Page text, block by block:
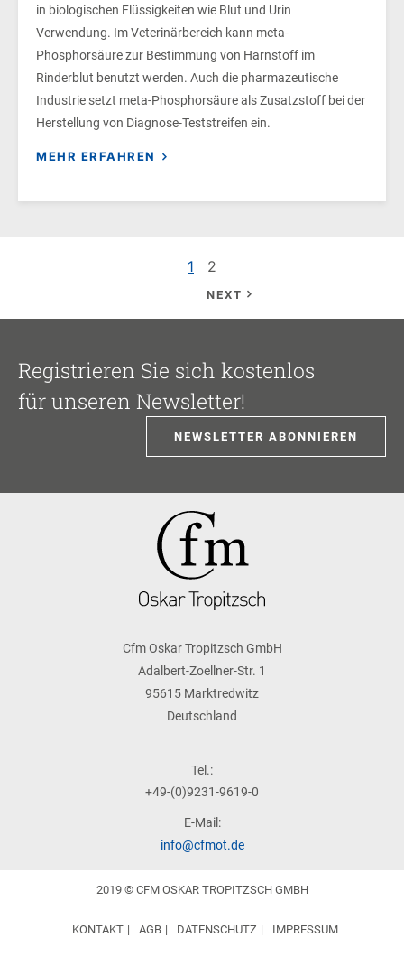
in biologischen Flüssigkeiten wie Blut und Urin
Verwendung. Im Veterinärbereich kann meta-
Phosphorsäure zur Bestimmung von Harnstoff im
Rinderblut benutzt werden. Auch die pharmazeutische
Industrie setzt meta-Phosphorsäure als Zusatzstoff bei der
Herstellung von Diagnose-Teststreifen ein.
MEHR ERFAHREN
1 2
NEXT
Registrieren Sie sich kostenlos
für unseren Newsletter!
NEWSLETTER ABONNIEREN
Cfm Oskar Tropitzsch GmbH
Adalbert-Zoellner-Str. 1
95615 Marktredwitz
Deutschland
Tel.:
+49-(0)9231-9619-0
E-Mail:
info@cfmot.de
2019 © CFM OSKAR TROPITZSCH GMBH
KONTAKT AGB DATENSCHUTZ IMPRESSUM